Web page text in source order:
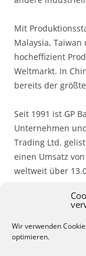
Wir verwenden
optimieren.
Mit
Malaysia,
hocheffizient
Weltmarkt. In
bereits der
Seit 1991 ist GP
Unternehmen
Trading Ltd.
einen Umsatz
weltweit über
Weitere Infos